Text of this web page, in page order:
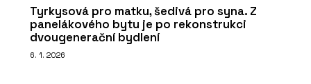
Tyrkysová pro matku, šedivá pro syna. Z
panelákového bytu je po rekonstrukci
dvougenerační bydlení
6. 1. 2026